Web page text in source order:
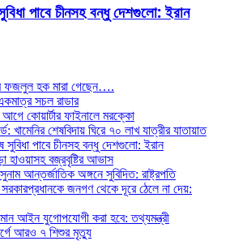
পাবে চীনসহ বন্ধু দেশগুলো: ইরান
হক মারা গেছেন….
সচল রাডার
আগে কোয়ার্টার ফাইনালে মরক্কো
খামেনির শেষবিদায় ঘিরে ৭০ লাখ যাত্রীর যাতায়াত
সুবিধা পাবে চীনসহ বন্ধু দেশগুলো: ইরান
বজ্রবৃষ্টির আভাস
সুনাম আন্তর্জাতিক অঙ্গনে সুবিদিত: রাষ্ট্রপতি
জনগণ থেকে দূরে ঠেলে না দেয়:
আইন যুগোপযোগী করা হবে: তথ্যমন্ত্রী
আরও ৭ শিশুর মৃত্যু